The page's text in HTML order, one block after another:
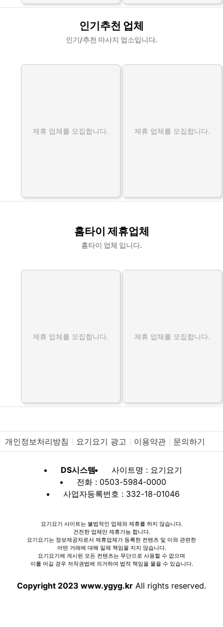
인기추천 업체
인기/추천 마사지 업소입니다.
제휴 업체를 모집합니다. 제휴 업체를 모집합니다.
홈타이 제휴업체
홈타이 업체 입니다.
제휴 업체를 모집합니다. 제휴 업체를 모집합니다.
개인정보처리방침 요기요기 광고 이용약관 문의하기
DS시스템
사이트명 : 요기요기
전화 : 0503-5984-0000
사업자등록번호 : 332-18-01046
요기요기 사이트는 불법적인 업체와 제휴를 하지 않습니다.
건전한 업체만 제휴가능 합니다.
요기요기는 정보제공자로서 제휴업체가 등록한 컨텐츠 및 이와 관련한
어떤 거래에 대해 일체 책임을 지지 않습니다.
요기요기에 게시된 모든 컨텐츠는 무단으로 사용할 수 없으며
이를 어길 경우 저작권법에 의거하여 법적 책임을 물을 수 있습니다.
Copyright 2023 www.ygyg.kr All rights reserved.